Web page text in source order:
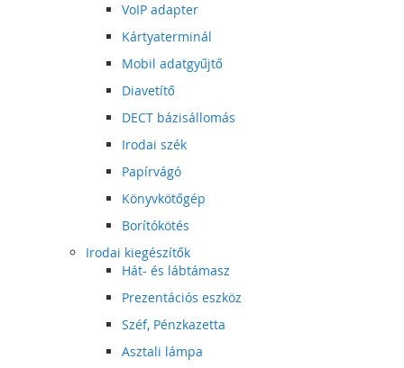
VoIP adapter
Kártyaterminál
Mobil adatgyűjtő
Diavetítő
DECT bázisállomás
Irodai szék
Papírvágó
Könyvkötőgép
Borítókötés
Irodai kiegészítők
Hát- és lábtámasz
Prezentációs eszköz
Széf, Pénzkazetta
Asztali lámpa